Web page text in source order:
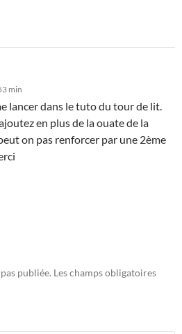
min
lancer dans le tuto du tour de lit.
en plus de la ouate de la
peut on pas renforcer par une 2ème
publiée. Les champs obligatoires